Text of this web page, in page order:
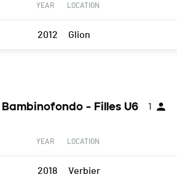
YEAR LOCATION
2012 Glion
Bambinofondo - Filles U6 1
YEAR LOCATION
2018 Verbier